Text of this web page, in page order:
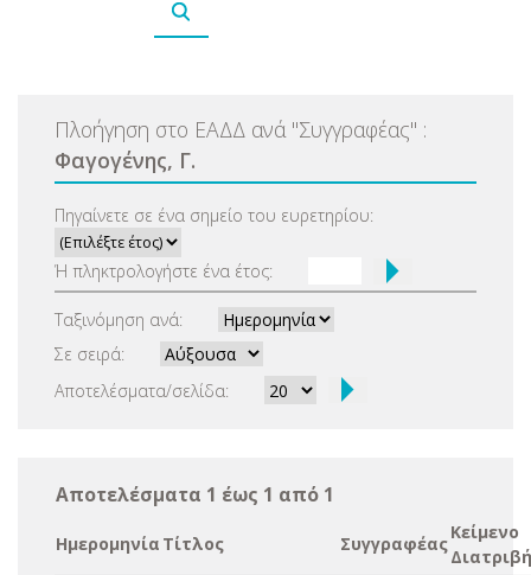
Πλοήγηση στο ΕΑΔΔ ανά "Συγγραφέας" :
Φαγογένης, Γ.
Πηγαίνετε σε ένα σημείο του ευρετηρίου:
Ή πληκτρολογήστε ένα έτος:
Ταξινόμηση ανά:
Σε σειρά:
Αποτελέσματα/σελίδα:
Αποτελέσματα 1 έως 1 από 1
Ημερομηνία Τίτλος Συγγραφέας
Κείμενο